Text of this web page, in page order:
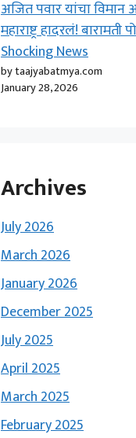
अजित पवार यांचा विमान
महाराष्ट्र हादरलं!
Shocking News
by taajyabatmya.com
January 28, 2026
Archives
July 2026
March 2026
January 2026
December 2025
July 2025
April 2025
March 2025
February 2025